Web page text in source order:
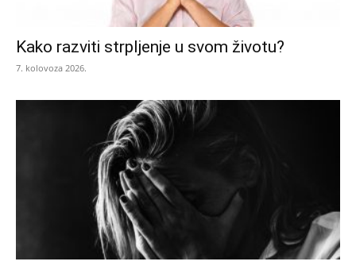
Kako razviti strpljenje u svom životu?
7. kolovoza 2026.